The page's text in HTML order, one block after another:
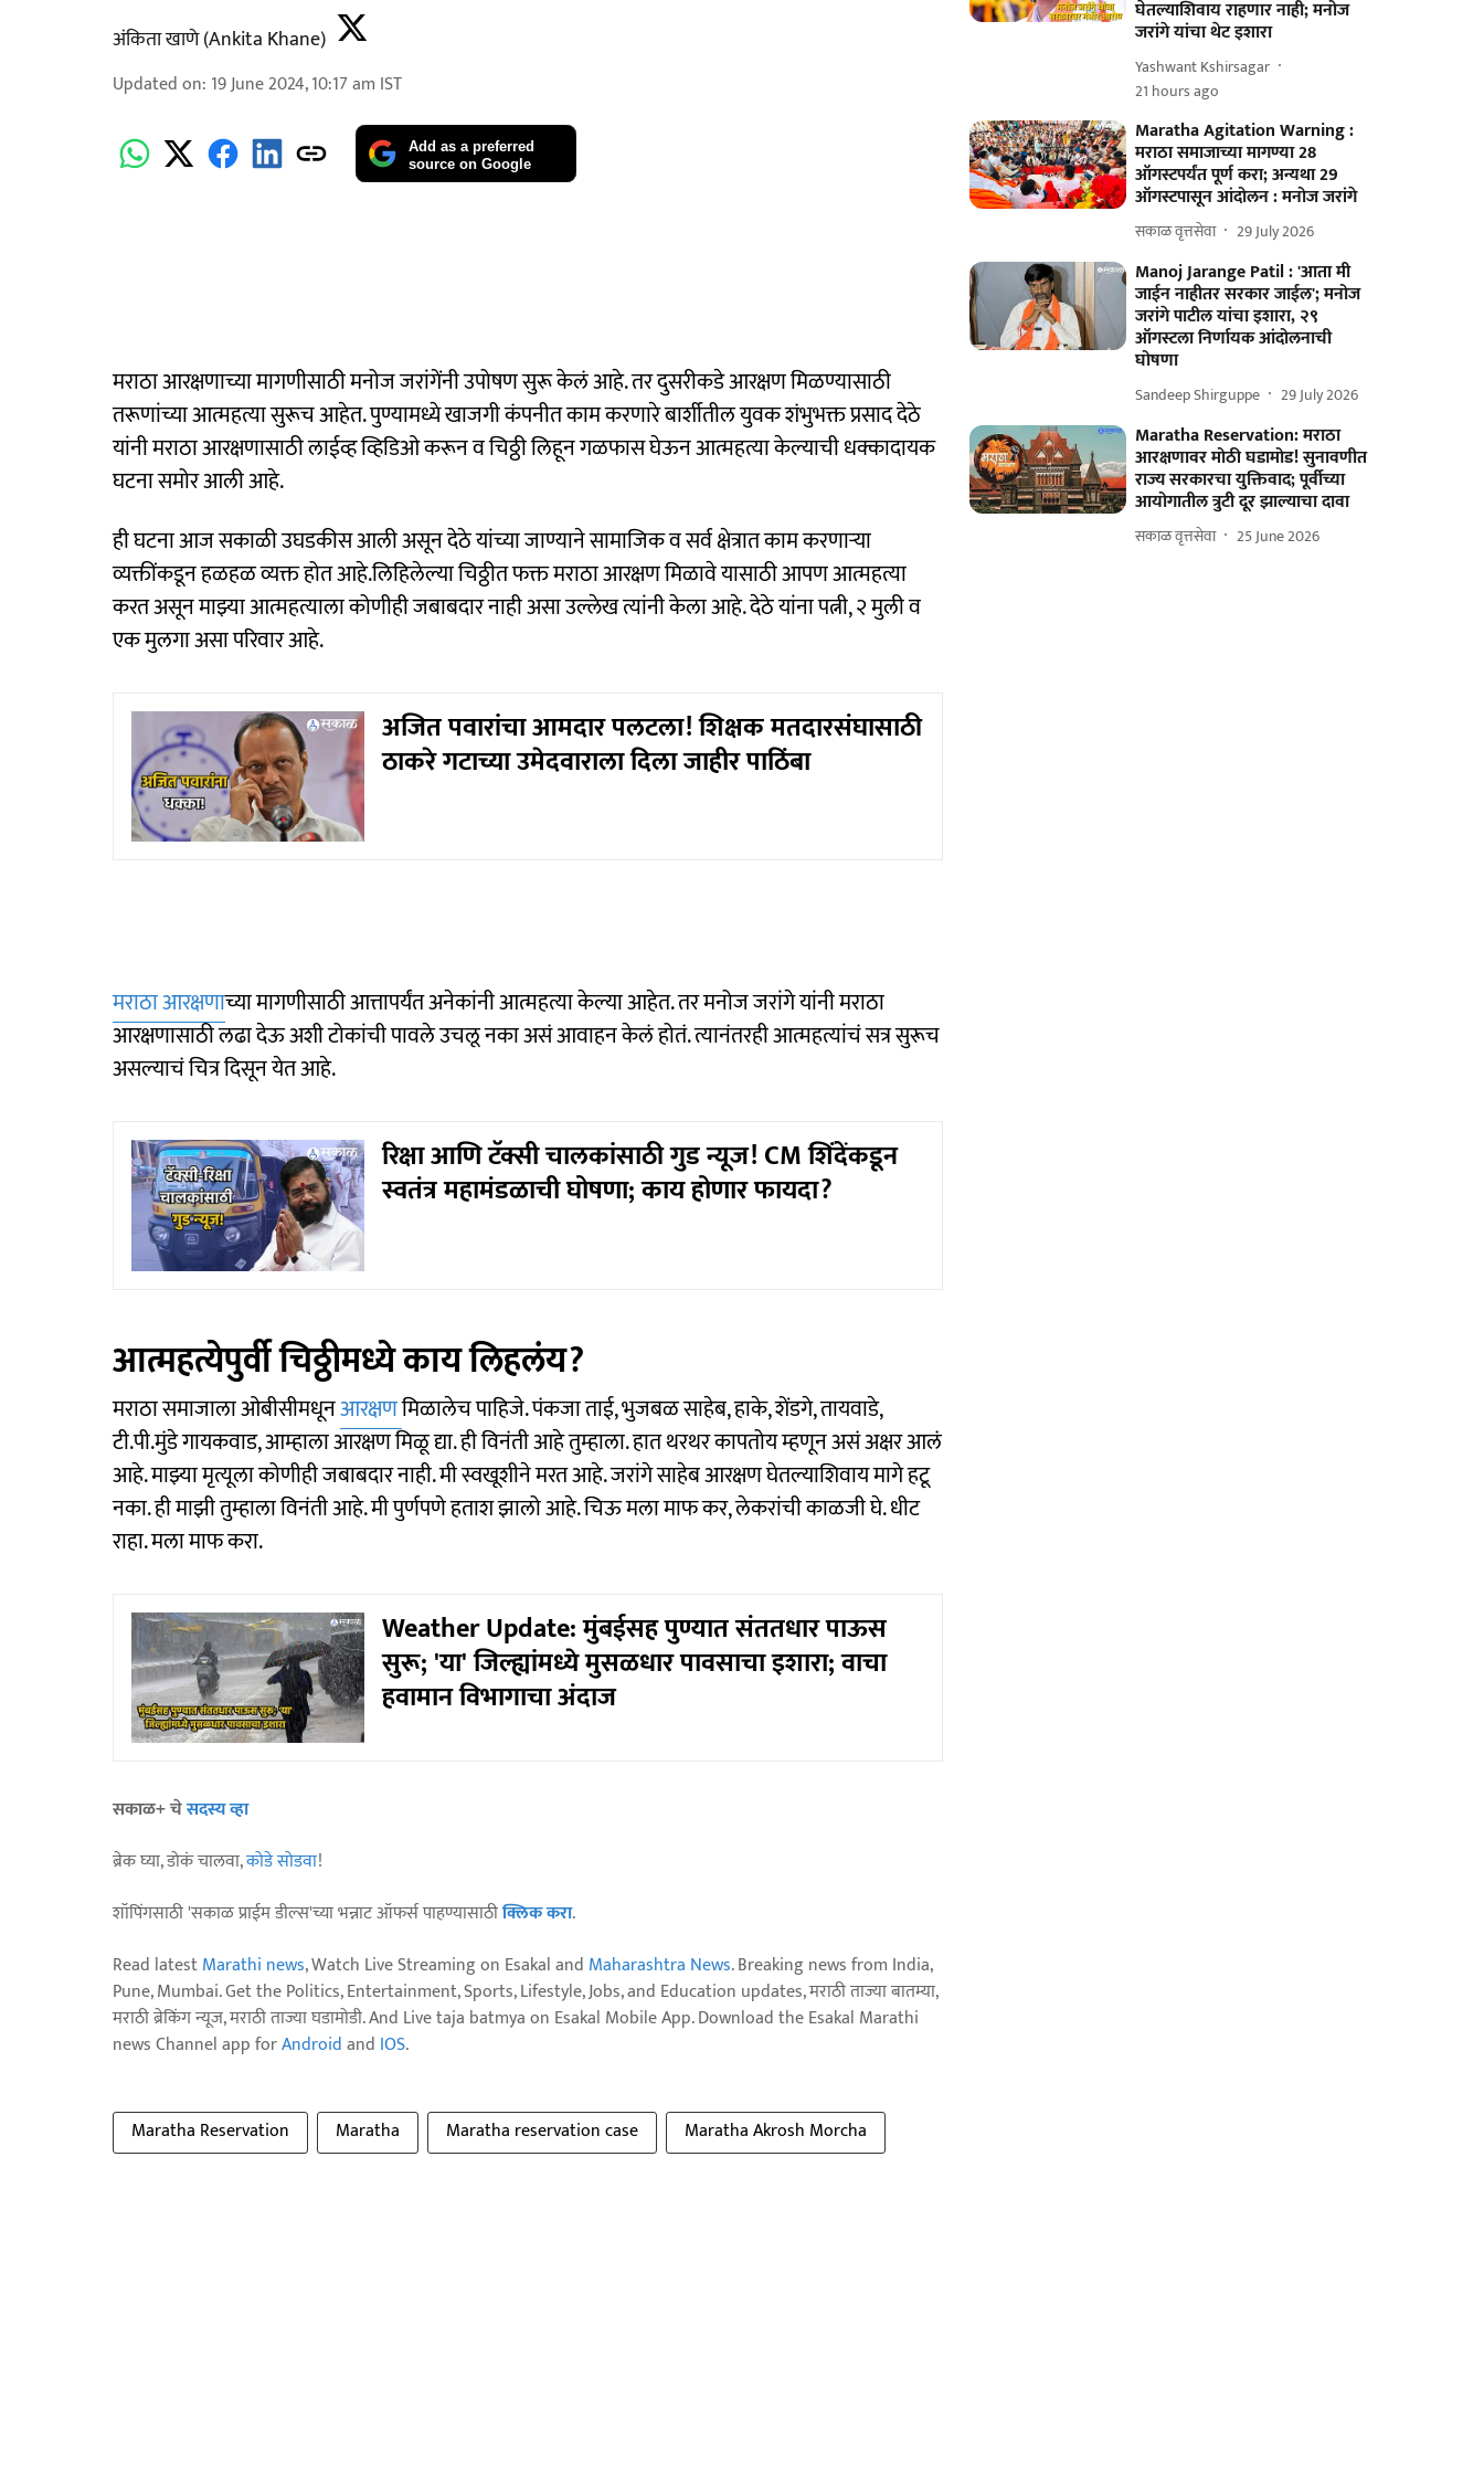
अंकिता खाणे (Ankita Khane)
Updated on: 19 June 2024, 10:17 am IST
Add as a preferred
source on Google
मराठा आरक्षणाच्या मागणीसाठी मनोज जरांगेंनी उपोषण सुरू केलं आहे. तर दुसरीकडे आरक्षण मिळण्यासाठी
तरूणांच्या आत्महत्या सुरूच आहेत. पुण्यामध्ये खाजगी कंपनीत काम करणारे बार्शीतील युवक शंभुभक्त प्रसाद देठे
यांनी मराठा आरक्षणासाठी लाईव्ह व्हिडिओ करून व चिठ्ठी लिहून गळफास घेऊन आत्महत्या केल्याची धक्कादायक
घटना समोर आली आहे.
ही घटना आज सकाळी उघडकीस आली असून देठे यांच्या जाण्याने सामाजिक व सर्व क्षेत्रात काम करणाऱ्या
व्यक्तींकडून हळहळ व्यक्त होत आहे.लिहिलेल्या चिठ्ठीत फक्त मराठा आरक्षण मिळावे यासाठी आपण आत्महत्या
करत असून माझ्या आत्महत्याला कोणीही जबाबदार नाही असा उल्लेख त्यांनी केला आहे. देठे यांना पत्नी, २ मुली व
एक मुलगा असा परिवार आहे.
अजित पवारांचा आमदार पलटला! शिक्षक मतदारसंघासाठी
ठाकरे गटाच्या उमेदवाराला दिला जाहीर पाठिंबा
मराठा आरक्षणाच्या मागणीसाठी आत्तापर्यंत अनेकांनी आत्महत्या केल्या आहेत. तर मनोज जरांगे यांनी मराठा
आरक्षणासाठी लढा देऊ अशी टोकांची पावले उचलू नका असं आवाहन केलं होतं. त्यानंतरही आत्महत्यांचं सत्र सुरूच
असल्याचं चित्र दिसून येत आहे.
रिक्षा आणि टॅक्सी चालकांसाठी गुड न्यूज! CM शिंदेंकडून
स्वतंत्र महामंडळाची घोषणा; काय होणार फायदा?
आत्महत्येपुर्वी चिठ्ठीमध्ये काय लिहलंय?
मराठा समाजाला ओबीसीमधूनआरक्षणमिळालेच पाहिजे. पंकजा ताई, भुजबळ साहेब, हाके, शेंडगे, तायवाडे,
टी.पी.मुंडे गायकवाड, आम्हाला आरक्षण मिळू द्या. ही विनंती आहे तुम्हाला. हात थरथर कापतोय म्हणून असं अक्षर आलं
आहे. माझ्या मृत्यूला कोणीही जबाबदार नाही. मी स्वखूशीने मरत आहे. जरांगे साहेब आरक्षण घेतल्याशिवाय मागे हटू
नका. ही माझी तुम्हाला विनंती आहे. मी पुर्णपणे हताश झालो आहे. चिऊ मला माफ कर, लेकरांची काळजी घे. धीट
राहा. मला माफ करा.
Weather Update: मुंबईसह पुण्यात संततधार पाऊस
सुरू; 'या' जिल्ह्यांमध्ये मुसळधार पावसाचा इशारा; वाचा
हवामान विभागाचा अंदाज
सकाळ+ चेसदस्य व्हा
ब्रेक घ्या, डोकं चालवा,कोडे सोडवा!
शॉपिंगसाठी 'सकाळ प्राईम डील्स'च्या भन्नाट ऑफर्स पाहण्यासाठीक्लिक करा.
Read latestMarathi news, Watch Live Streaming on Esakal and Maharashtra News. Breaking news from India,
Pune, Mumbai. Get the Politics, Entertainment, Sports, Lifestyle, Jobs, and Education updates, मराठी ताज्या बातम्या,
मराठी ब्रेकिंग न्यूज, मराठी ताज्या घडामोडी. And Live taja batmya on Esakal Mobile App. Download the Esakal Marathi
news Channel app forAndroidand IOS.
Maratha Reservation Maratha Maratha reservation case Maratha Akrosh Morcha
घेतल्याशिवाय राहणार नाही; मनोज
जरांगे यांचा थेट इशारा
Yashwant Kshirsagar
21 hours ago
Maratha Agitation Warning :
मराठा समाजाच्या मागण्या 28
ऑगस्टपर्यंत पूर्ण करा; अन्यथा 29
ऑगस्टपासून आंदोलन : मनोज जरांगे
सकाळ वृत्तसेवा 29 July 2026
Manoj Jarange Patil : 'आता मी
जाईन नाहीतर सरकार जाईल'; मनोज
जरांगे पाटील यांचा इशारा, २९
ऑगस्टला निर्णायक आंदोलनाची
घोषणा
Sandeep Shirguppe 29 July 2026
Maratha Reservation: मराठा
आरक्षणावर मोठी घडामोड! सुनावणीत
राज्य सरकारचा युक्तिवाद; पूर्वीच्या
आयोगातील त्रुटी दूर झाल्याचा दावा
सकाळ वृत्तसेवा 25 June 2026